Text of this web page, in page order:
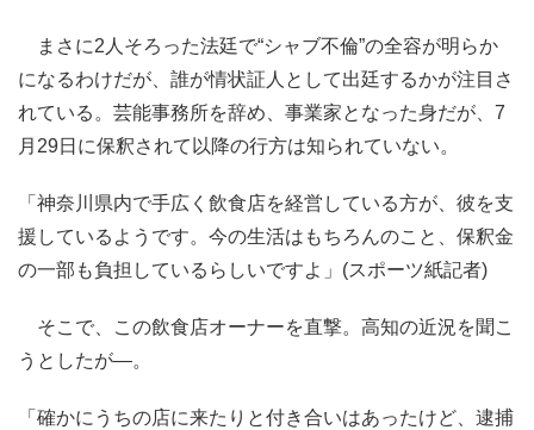
まさに2人そろった法廷で“シャブ不倫”の全容が明らか
になるわけだが、誰が情状証人として出廷するかが注目さ
れている。芸能事務所を辞め、事業家となった身だが、7
月29日に保釈されて以降の行方は知られていない。
「神奈川県内で手広く飲食店を経営している方が、彼を支
援しているようです。今の生活はもちろんのこと、保釈金
の一部も負担しているらしいですよ」(スポーツ紙記者)
そこで、この飲食店オーナーを直撃。高知の近況を聞こ
うとしたが―。
「確かにうちの店に来たりと付き合いはあったけど、逮捕